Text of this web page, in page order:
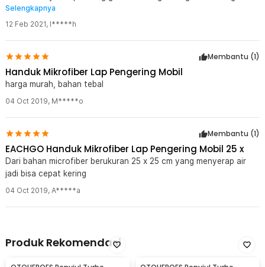
musim ujan byk yg butuh handuk microfiber buat lap mobil sm
motor
Selengkapnya
12 Feb 2021, l*****h
Membantu (1)
Handuk Mikrofiber Lap Pengering Mobil
harga murah, bahan tebal
04 Oct 2019, M*****o
Membantu (1)
EACHGO Handuk Mikrofiber Lap Pengering Mobil 25 x
Dari bahan microfiber berukuran 25 x 25 cm yang menyerap air
jadi bisa cepat kering
04 Oct 2019, A*****a
Produk Rekomendasi